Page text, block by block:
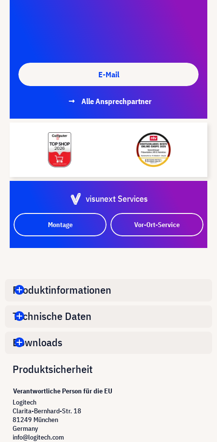
E-Mail
Alle Ansprechpartner
visunext Services
Montage Vor-Ort-Service
Produktinformationen
Technische Daten
Downloads
Produktsicherheit
Verantwortliche Person für die EU
Logitech
Clarita-Bernhard-Str. 18
81249 München
Germany
info@logitech.com